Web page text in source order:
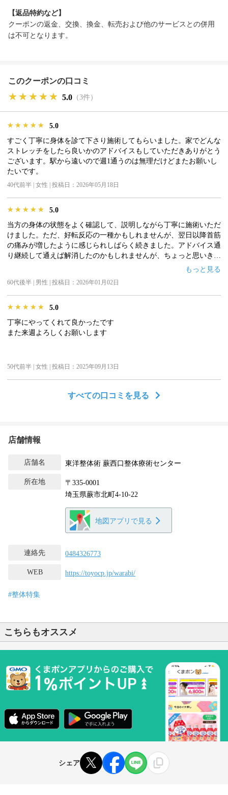
【返品特約など】
クーポンの返金、交換、換金、転売および他のサービスとの併用
は不可となります。
このクーポンの口コミ
★★★★★
★★★★★
★★★★★ 5.0 （3件）
★★★★★
★★★★★
★★★★★
5.0
すごく丁寧に身体を診て下さり施術してもらいました。家でどんな
ストレッチをしたら良いかのアドバイスもしていただきありがとう
ございます。駅から遠いので週1通うのは無理だけどまたお願いし
たいです。
40代前半 | 女性 | 投稿日：2026年05月18日
★★★★★
★★★★★
★★★★★
5.0
当方の身体の状態をよく確認して、説明しながら丁寧に施術いただ
けました。ただ、好転反応の一種かもしれませんが、翌日以降首筋
の痛みが増したように感じられしばらく続きました。アドバイス通
り継続して通えば解消したのかもしれませんが、ちょっと思いきれ
もっと見る
60代後半 | 男性 | 投稿日：2026年01月02日
★★★★★
★★★★★
★★★★★
5.0
丁寧にやってくれて良かったです
また来週よろしくお願いします
50代前半 | 女性 | 投稿日：2025年09月13日
すべての口コミを見る
店舗情報
店舗名 東洋整体術 蕨西口整体療術センター
所在地
〒335-0001
埼玉県蕨市北町4-10-22
地図アプリで見る
連絡先 0484326773
WEB https://toyocp.jp/warabi/
#整体特集
こちらもオススメ
シェア